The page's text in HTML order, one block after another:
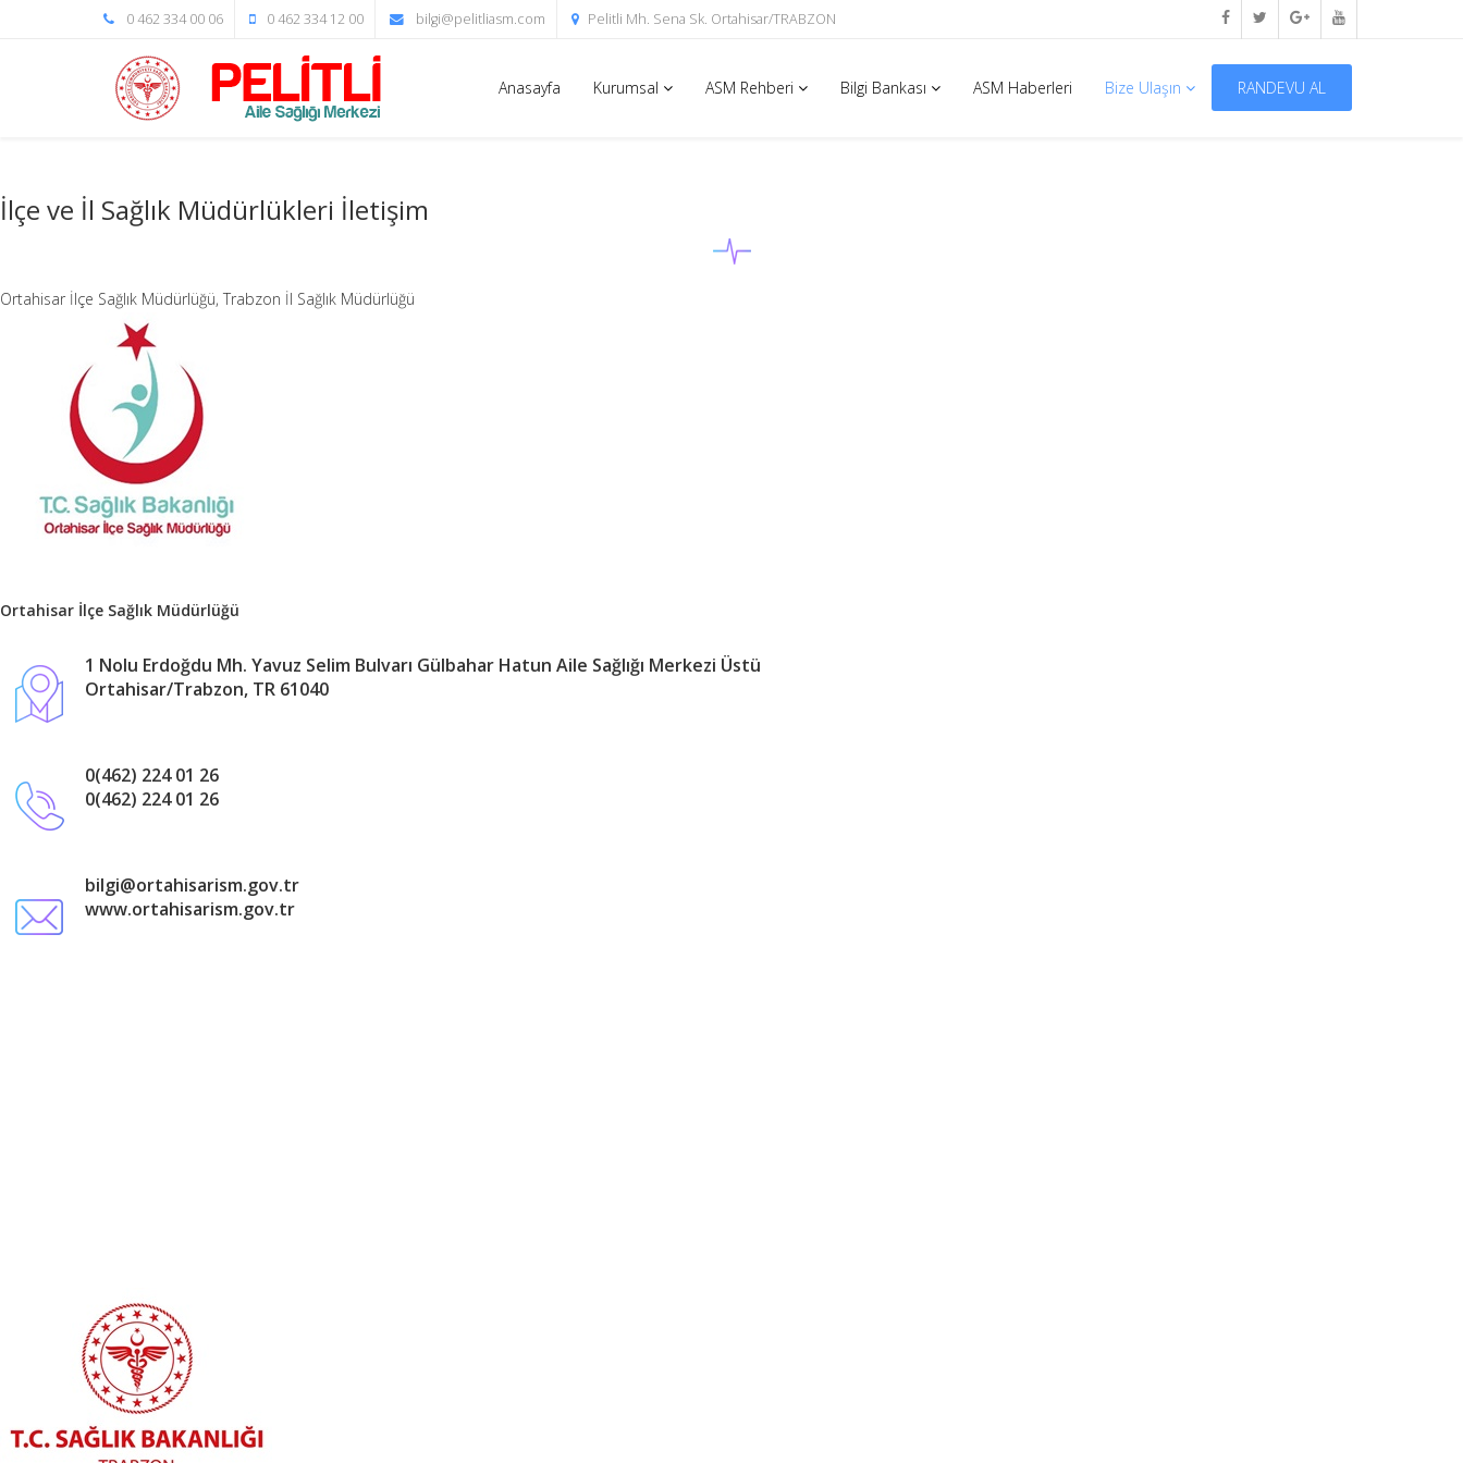
0 462 334 00 06 0 462 334 12 00 bilgi@pelitliasm.com Pelitli Mh. Sena Sk. Ortahisar/TRABZON
Anasayfa Kurumsal ASM Rehberi Bilgi Bankası ASM Haberleri Bize Ulaşın RANDEVU AL
İlçe ve İl Sağlık Müdürlükleri İletişim
Ortahisar İlçe Sağlık Müdürlüğü, Trabzon İl Sağlık Müdürlüğü
Ortahisar İlçe Sağlık Müdürlüğü
1 Nolu Erdoğdu Mh. Yavuz Selim Bulvarı Gülbahar Hatun Aile Sağlığı Merkezi Üstü
Ortahisar/Trabzon, TR 61040
0(462) 224 01 26
0(462) 224 01 26
bilgi@ortahisarism.gov.tr
www.ortahisarism.gov.tr